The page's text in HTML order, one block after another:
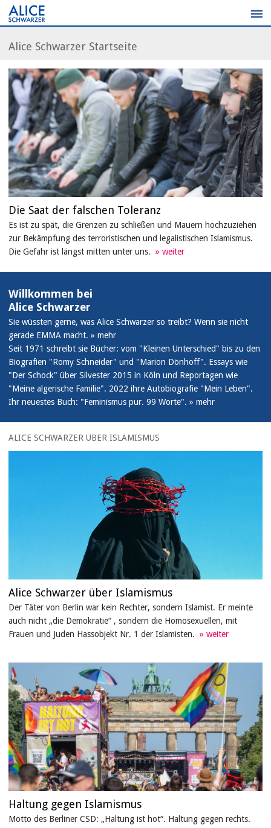
Zum
Inhalt
springen
Alice Schwarzer Startseite
Die Saat der falschen Toleranz
Es ist zu spät, die Grenzen zu schließen und Mauern hochzuziehen
zur Bekämpfung des terroristischen und legalistischen Islamismus.
Die Gefahr ist längst mitten unter uns.
Willkommen bei
Alice Schwarzer
Sie wüssten gerne, was Alice Schwarzer so treibt? Wenn sie nicht
gerade EMMA macht.
mehr
Seit 1971 schreibt sie Bücher: vom "Kleinen Unterschied" bis zu den
Biografien "Romy Schneider" und "Marion Dönhoff". Essays wie
"Der Schock" über Silvester 2015 in Köln und Reportagen wie
"Meine algerische Familie". 2022 ihre Autobiografie "Mein Leben".
Ihr neuestes Buch: "Feminismus pur. 99 Worte".
mehr
ALICE SCHWARZER ÜBER ISLAMISMUS
Alice Schwarzer über Islamismus
Der Täter von Berlin war kein Rechter, sondern Islamist. Er meinte
auch nicht „die Demokratie“ , sondern die Homosexuellen, mit
Frauen und Juden Hassobjekt Nr. 1 der Islamisten.
Haltung gegen Islamismus
Motto des Berliner CSD: „Haltung ist hot“. Haltung gegen rechts.